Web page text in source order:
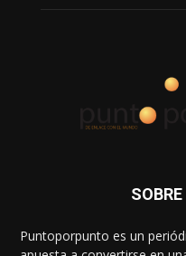
Puntoporpunto es un